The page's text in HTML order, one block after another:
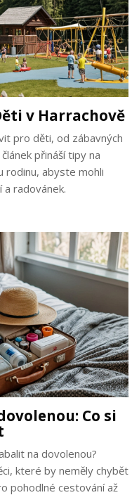
v Harrachově
pro děti, od zábavných
přináší tipy na
rodinu, abyste mohli
radovánek.
Co si
na dovolenou?
které by neměly chybět
pohodlné cestování až